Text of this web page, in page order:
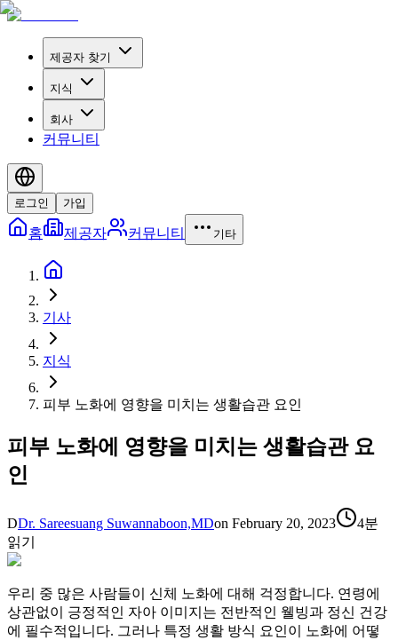
제공자 찾기
지식
회사
커뮤니티
로그인 가입
홈 제공자 커뮤니티 기타
기사
지식
피부 노화에 영향을 미치는 생활습관 요인
피부 노화에 영향을 미치는 생활습관 요
인
DDr. Sareesuang Suwannaboon,MDon February 20, 2023
4분
읽기
우리 중 많은 사람들이 신체 노화에 대해 걱정합니다. 연령에
상관없이 긍정적인 자아 이미지는 전반적인 웰빙과 정신 건강
에 필수적입니다. 그러나 특정 생활 방식 요인이 노화에 어떻